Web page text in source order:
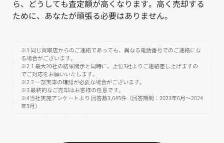
ら、どうしても査定額が高くなります。高く売却する
ために、あなたが頑張る必要はありません。
※1 同じ買取店からのご連絡であっても、異なる電話番号でのご連絡にな
る場合がございます。
※2.1 最大20社の結果開示と同時に、上位3社よりご連絡差し上げますの
でご対応をお願いいたします。
※2.2 一部実車の確認が必要な場合がございます。
※3 最終的なご売却はお客様の任意です。
※4当社実施アンケートより 回答数3,645件（回答期間：2023年6月～2024
年5月）